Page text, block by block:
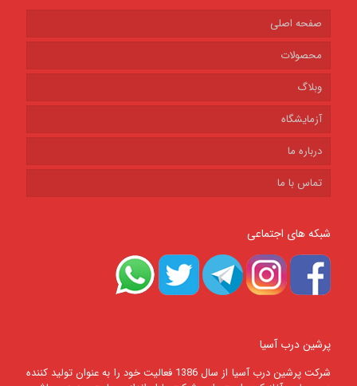
صفحه اصلی
محصولات
وبلاگ
آزمایشگاه
درباره ما
تماس با ما
شبکه های اجتماعی
پرشین درب آسیا
شرکت پرشين درب آسيا از سال 1386 فعالیت خود را به عنوان تولید کننده